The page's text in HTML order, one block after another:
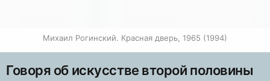
Михаил Рогинский. Красная дверь, 1965 (1994)
Говоря об искусстве второй половины